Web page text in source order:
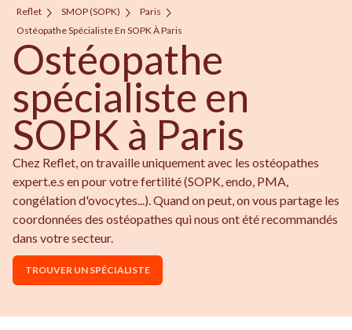
Reflet SMOP (SOPK)
Paris
Ostéopathe Spécialiste En SOPK À Paris
Ostéopathe
spécialiste en
SOPK à Paris
Chez Reflet, on travaille uniquement avec les ostéopathes
expert.e.s en pour votre fertilité (SOPK, endo, PMA,
congélation d'ovocytes...). Quand on peut, on vous partage les
coordonnées des ostéopathes qui nous ont été recommandés
dans votre secteur.
TROUVER UN SPÉCIALISTE